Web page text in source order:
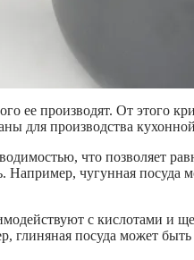
ее производят. От этого
для производства
что позволяет
Например, чугунная посуда
с кислотами и
глиняная посуда может